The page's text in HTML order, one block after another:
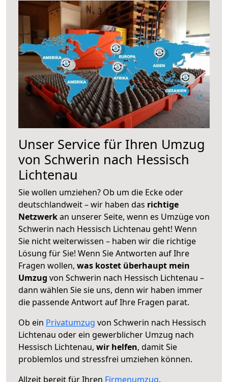
Unser Service für Ihren Umzug
von Schwerin nach Hessisch
Lichtenau
Sie wollen umziehen? Ob um die Ecke oder
deutschlandweit – wir haben das richtige
Netzwerkan unserer Seite, wenn es Umzüge von
Schwerin nach Hessisch Lichtenau geht! Wenn
Sie nicht weiterwissen – haben wir die richtige
Lösung für Sie! Wenn Sie Antworten auf Ihre
Fragen wollen, was kostet überhaupt mein
Umzug von Schwerin nach Hessisch Lichtenau –
dann wählen Sie sie uns, denn wir haben immer
die passende Antwort auf Ihre Fragen parat.
Ob ein Privatumzug von Schwerin nach Hessisch
Lichtenau oder ein gewerblicher Umzug nach
Hessisch Lichtenau, wir helfen, damit Sie
problemlos und stressfrei umziehen können.
Allzeit bereit für Ihren Firmenumzug,